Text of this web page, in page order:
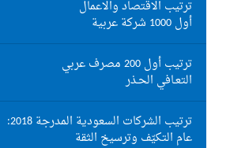
ترتيب الاقتصاد والاعمال
أول 1000 شركة عربية
ترتيب أول 200 مصرف عربي
التعـافي الحـذر
ترتيب الشركات السعودية المدرجة 2018:
عام التكيّف وترسيخ الثقة